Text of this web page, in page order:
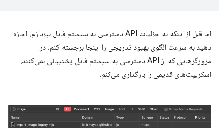
اما قبل از اینکه به جزئیات API دسترسی به سیستم فایل بپردازم، اجازه
دهید به سرعت الگوی بهبود تدریجی را اینجا برجسته کنم. در
مرورگرهایی که از API دسترسی به سیستم فایل پشتیبانی نمی‌کنند،
اسکریپت‌های قدیمی را بارگذاری می‌کنم.